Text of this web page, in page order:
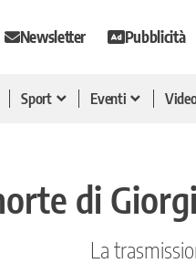
Newsletter Pubblicità
Sport Eventi
di
La